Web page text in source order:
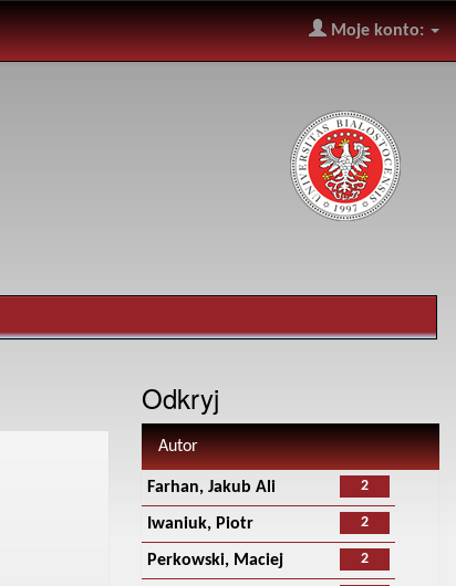
Moje konto:
Odkryj
Autor
2
Farhan, Jakub Ali
2
Iwaniuk, Piotr
2
Perkowski, Maciej